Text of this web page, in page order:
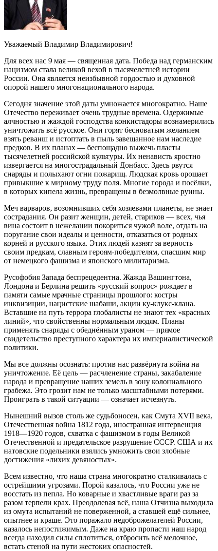
Уважаемый Владимир Владимирович!
Для всех нас 9 мая — священная дата. Победа над германским
нацизмом стала великой вехой в тысячелетней истории
России. Она является неизбывной гордостью и духовной
опорой нашего многонационального народа.
Сегодня значение этой даты умножается многократно. Наше
Отечество переживает очень трудные времена. Одержимые
алчностью и жаждой господства конкистадоры вознамерились
уничтожить всё русское. Они горят бесноватым желанием
взять реванш и истоптать в пыль завещанное нам наследие
предков. В их планах — беспощадно выжечь пласты
тысячелетней российской культуры. Их ненависть яростно
извергается на многострадальный Донбасс. Здесь рвутся
снаряды и полыхают огни пожарищ. Людская кровь орошает
привыкшие к мирному труду поля. Многие города и посёлки,
в которых кипела жизнь, превращены в безмолвные руины.
Меч варваров, возомнивших себя хозяевами планеты, не знает
сострадания. Он разит женщин, детей, стариков — всех, чья
вина состоит в нежелании покориться чужой воле, отдать на
поругание свои идеалы и ценности, отказаться от родных
корней и русского языка. Этих людей казнят за верность
своим предкам, славным героям-победителям, спасшим мир
от немецкого фашизма и японского милитаризма.
Русофобия Запада беспрецедентна. Жажда Вашингтона,
Лондона и Берлина решить «русский вопрос» рождает в
памяти самые мрачные страницы прошлого: костры
инквизиции, нацистские шабаши, акции ку-клукс-клана.
Вставшие на путь террора глобалисты не знают тех «красных
линий», что свойственны нормальным людям. Планы
применять снаряды с обеднённым ураном — прямое
свидетельство преступного характера их империалистической
политики.
Мы все должны осознать: против нас развёрнута война на
уничтожение. Её цель — расчленение страны, закабаление
народа и превращение наших земель в зону колониального
грабежа. Это грозит нам не только масштабными потерями.
Проиграть в такой ситуации — означает исчезнуть.
Нынешний вызов столь же судьбоносен, как Смута XVII века,
Отечественная война 1812 года, иностранная интервенция
1918—1920 годов, схватка с фашизмом в годы Великой
Отечественной и предательское разрушение СССР. США и их
натовские подельники взялись умножить свои злобные
достижения «лихих девяностых».
Всем известно, что наша страна многократно сталкивалась с
острейшими угрозами. Порой казалось, что России уже не
восстать из пепла. Но коварные и хвастливые враги раз за
разом терпели крах. Преодолевая всё, наша Отчизна выходила
из омута испытаний не поверженной, а ставшей ещё сильнее,
опытнее и краше. Это поражало недоброжелателей России,
казалось непостижимым. Даже на краю пропасти наш народ
всегда находил силы сплотиться, отбросить всё мелочное,
встать стеной на пути жестоких опасностей.